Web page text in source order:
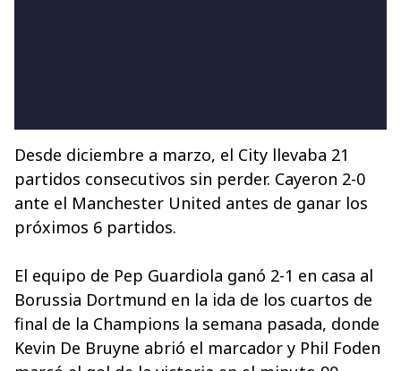
Desde diciembre a marzo, el City llevaba 21
partidos consecutivos sin perder. Cayeron 2-0
ante el Manchester United antes de ganar los
próximos 6 partidos.
El equipo de Pep Guardiola ganó 2-1 en casa al
Borussia Dortmund en la ida de los cuartos de
final de la Champions la semana pasada, donde
Kevin De Bruyne abrió el marcador y Phil Foden